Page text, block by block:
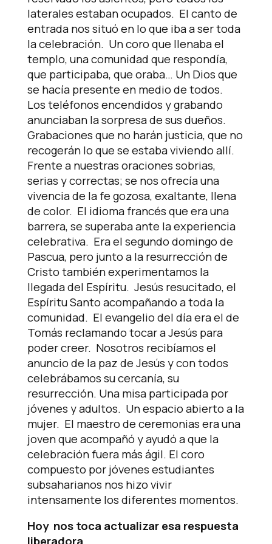
laterales estaban ocupados. El canto de
entrada nos situó en lo que iba a ser toda
la celebración. Un coro que llenaba el
templo, una comunidad que respondía,
que participaba, que oraba… Un Dios que
se hacía presente en medio de todos.
Los teléfonos encendidos y grabando
anunciaban la sorpresa de sus dueños.
Grabaciones que no harán justicia, que no
recogerán lo que se estaba viviendo allí.
Frente a nuestras oraciones sobrias,
serias y correctas; se nos ofrecía una
vivencia de la fe gozosa, exaltante, llena
de color. El idioma francés que era una
barrera, se superaba ante la experiencia
celebrativa. Era el segundo domingo de
Pascua, pero junto a la resurrección de
Cristo también experimentamos la
llegada del Espíritu. Jesús resucitado, el
Espíritu Santo acompañando a toda la
comunidad. El evangelio del día era el de
Tomás reclamando tocar a Jesús para
poder creer. Nosotros recibíamos el
anuncio de la paz de Jesús y con todos
celebrábamos su cercanía, su
resurrección. Una misa participada por
jóvenes y adultos. Un espacio abierto a la
mujer. El maestro de ceremonias era una
joven que acompañó y ayudó a que la
celebración fuera más ágil. El coro
compuesto por jóvenes estudiantes
subsaharianos nos hizo vivir
intensamente los diferentes momentos.
Hoy nos toca actualizar esa respuesta